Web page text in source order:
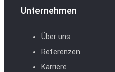
Unternehmen
Über uns
Referenzen
Karriere